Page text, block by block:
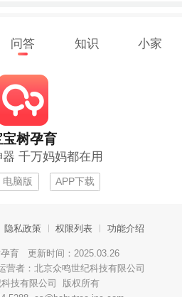
问答 知识 小家
宝树孕育
千万妈妈都在用
电脑版 APP下载
隐私政策 权限列表 功能介绍
育 更新时间：2025.03.26
营者：北京众鸣世纪科技有限公司
技有限公司 版权所有